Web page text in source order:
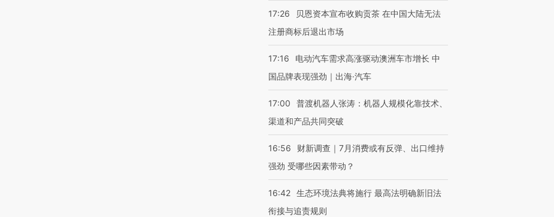
17:26
贝恩资本宣布收购贡茶 在中国大陆无法
注册商标后退出市场
17:16
电动汽车需求高涨驱动澳洲车市增长 中
国品牌表现强劲｜出海·汽车
17:00
普渡机器人张涛：机器人规模化靠技术、
渠道和产品共同突破
16:56
财新调查｜7月消费或有反弹、出口维持
强劲 受哪些因素带动？
16:42 生态环境法典将施行 最高法明确新旧法
衔接与追责规则